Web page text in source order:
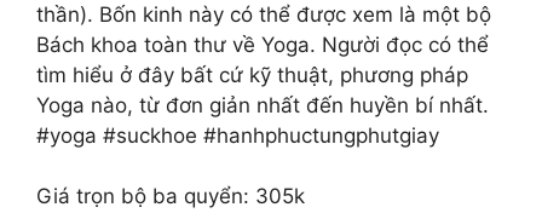
thần). Bốn kinh này có thể được xem là một bộ
Bách khoa toàn thư về Yoga. Người đọc có thể
tìm hiểu ở đây bất cứ kỹ thuật, phương pháp
Yoga nào, từ đơn giản nhất đến huyền bí nhất.
#yoga #suckhoe #hanhphuctungphutgiay
Giá trọn bộ ba quyển: 305k